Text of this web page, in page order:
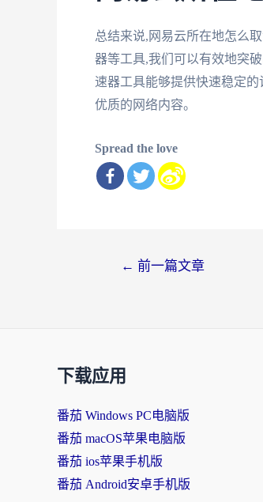
总结来说,网易云所在地怎么
器等工具,我们可以有效地突
速器工具能够提供快速稳定
优质的网络内容。
Spread the love
← 前一篇文章
下载应用
番茄 Windows PC电脑版
番茄 macOS苹果电脑版
番茄 ios苹果手机版
番茄 Android安卓手机版